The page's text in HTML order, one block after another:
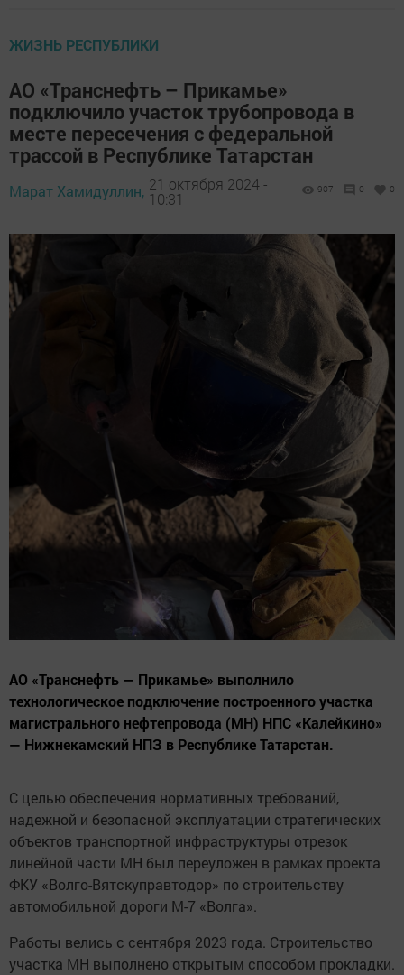
ЖИЗНЬ РЕСПУБЛИКИ
АО «Транснефть – Прикамье»
подключило участок трубопровода в
месте пересечения с федеральной
трассой в Республике Татарстан
Марат Хамидуллин, 21 октября 2024 -
10:31
907 0 0
АО «Транснефть — Прикамье» выполнило
технологическое подключение построенного участка
магистрального нефтепровода (МН) НПС «Калейкино»
— Нижнекамский НПЗ в Республике Татарстан.
С целью обеспечения нормативных требований,
надежной и безопасной эксплуатации стратегических
объектов транспортной инфраструктуры отрезок
линейной части МН был переуложен в рамках проекта
ФКУ «Волго-Вятскуправтодор» по строительству
автомобильной дороги М-7 «Волга».
Работы велись с сентября 2023 года. Строительство
участка МН выполнено открытым способом прокладки.